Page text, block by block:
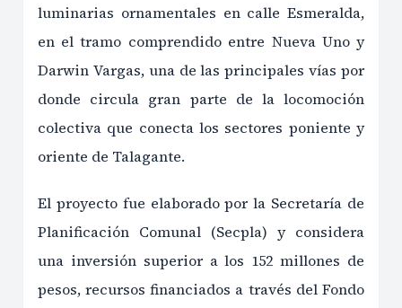
luminarias ornamentales en calle Esmeralda,
en el tramo comprendido entre Nueva Uno y
Darwin Vargas, una de las principales vías por
donde circula gran parte de la locomoción
colectiva que conecta los sectores poniente y
oriente de Talagante.
El proyecto fue elaborado por la Secretaría de
Planificación Comunal (Secpla) y considera
una inversión superior a los 152 millones de
pesos, recursos financiados a través del Fondo